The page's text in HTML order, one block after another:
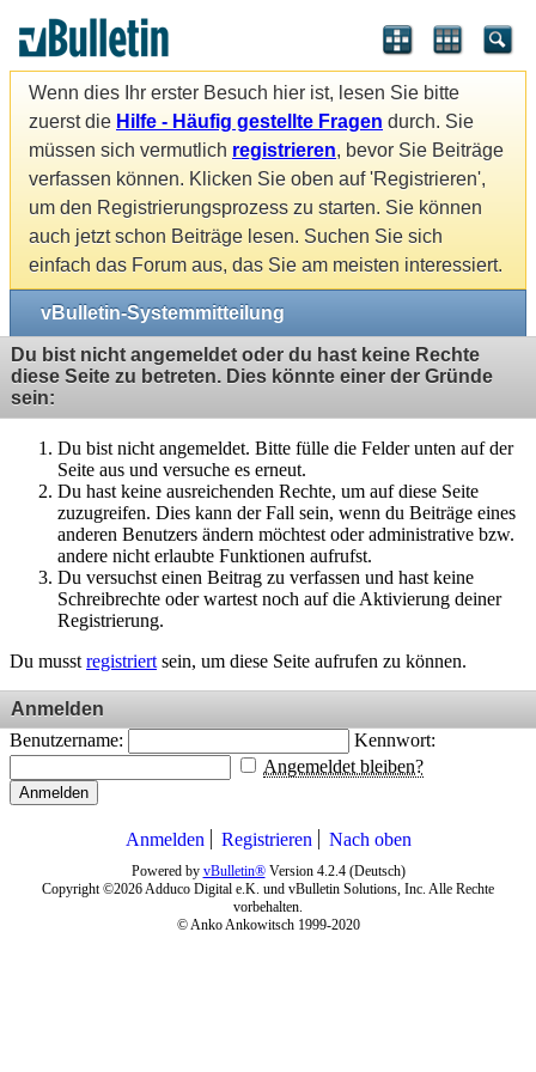
Wenn dies Ihr erster Besuch hier ist, lesen Sie bitte
zuerst die Hilfe - Häufig gestellte Fragen durch. Sie
müssen sich vermutlich registrieren, bevor Sie Beiträge
verfassen können. Klicken Sie oben auf 'Registrieren',
um den Registrierungsprozess zu starten. Sie können
auch jetzt schon Beiträge lesen. Suchen Sie sich
einfach das Forum aus, das Sie am meisten interessiert.
vBulletin-Systemmitteilung
Du bist nicht angemeldet oder du hast keine Rechte
diese Seite zu betreten. Dies könnte einer der Gründe
sein:
Du bist nicht angemeldet. Bitte fülle die Felder unten auf der
Seite aus und versuche es erneut.
Du hast keine ausreichenden Rechte, um auf diese Seite
zuzugreifen. Dies kann der Fall sein, wenn du Beiträge eines
anderen Benutzers ändern möchtest oder administrative bzw.
andere nicht erlaubte Funktionen aufrufst.
Du versuchst einen Beitrag zu verfassen und hast keine
Schreibrechte oder wartest noch auf die Aktivierung deiner
Registrierung.
Du musst registriert sein, um diese Seite aufrufen zu können.
Anmelden
Benutzername:
Kennwort:
Angemeldet bleiben?
Anmelden
Anmelden Registrieren Nach oben
Powered by vBulletin®Version 4.2.4 (Deutsch)
Copyright ©2026 Adduco Digital e.K. und vBulletin Solutions, Inc. Alle Rechte
vorbehalten.
© Anko Ankowitsch 1999-2020